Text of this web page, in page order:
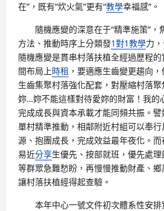
在”，既有“炊火氣”更有“教學幸福感”。
隨機應變的深意在于“精準施策”
方法、推動時序上分類發1對1教學力
隨機應變是貫串村落扶植全經過歷程
間布局上時租 ，要適應生齒變更趨向
生齒集聚村落強化配套，對壓縮村落聚
妳…妳不能這樣對待愛妳的財富！我的
完成成長與資本承載才能同頻共振。
單村精準推動，相鄰附近村組可以奉
源、抱團成長，完成效益最年夜化。
易近分享生優先、按部就班，優先處
等群眾急難愁盼，再慢慢推動財產、鄉
讓村落扶植經得起查驗。
本年中心一號文件初次體系性安排